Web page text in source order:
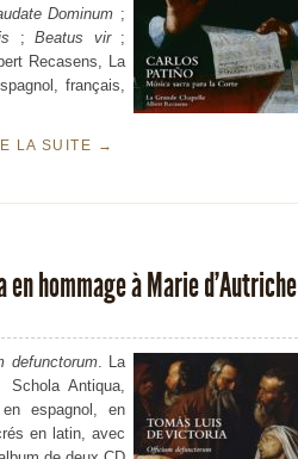
Dominum ;
; Beatus vir;
Recasens, La
français,
LA SUITE →
hommage à Marie d’Autriche
defunctorum. La
Schola Antiqua,
espagnol, en
en latin, avec